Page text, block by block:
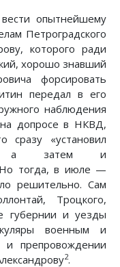
опытнейшему
Петроградского
которого ради
хорошо знавший
форсировать
передал в его
наблюдения
на допросе в НКВД,
сразу «установил
а затем и
Но тогда, в июле —
решительно. Сам
Троцкого,
губернии и уезды
военным и
и препровождении
2.